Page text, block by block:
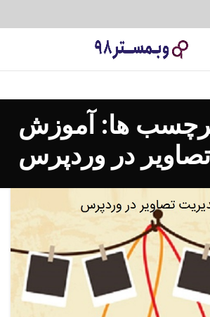
برچسب ها: آموزش
در وردپرس